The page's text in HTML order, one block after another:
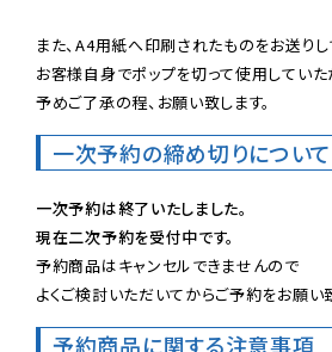
また、A4用紙へ印刷されたものをお送りし
お客様自身でポップを切って使用していた
予めご了承の程、お願い致します。
一次予約の締め切りについて
一次予約は終了いたしました。
現在二次予約を受付中です。
予約商品はキャンセルできませんので
よくご検討いただいてからご予約をお願い
予約商品に関する注意事項